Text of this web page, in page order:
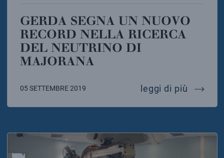
GERDA SEGNA UN NUOVO
RECORD NELLA RICERCA
DEL NEUTRINO DI
MAJORANA
05 SETTEMBRE 2019 leggi di più gerda